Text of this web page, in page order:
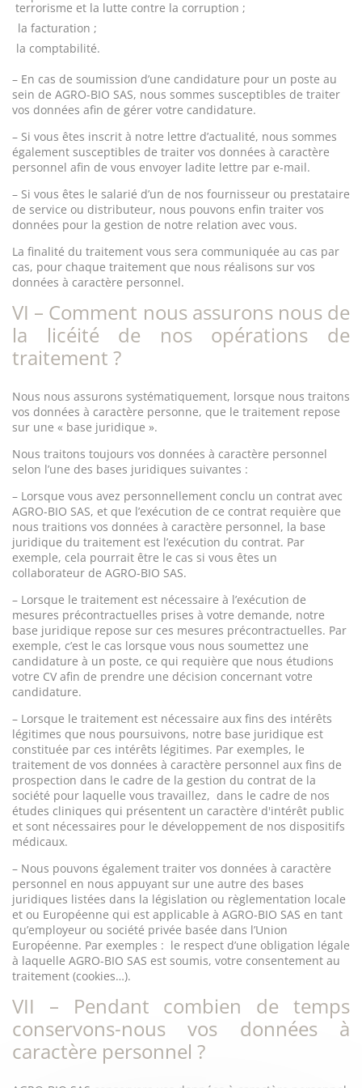
terrorisme et la lutte contre la corruption ;
la facturation ;
la comptabilité.
– En cas de soumission d’une candidature pour un poste au
sein de AGRO-BIO SAS, nous sommes susceptibles de traiter
vos données afin de gérer votre candidature.
– Si vous êtes inscrit à notre lettre d’actualité, nous sommes
également susceptibles de traiter vos données à caractère
personnel afin de vous envoyer ladite lettre par e-mail.
– Si vous êtes le salarié d’un de nos fournisseur ou prestataire
de service ou distributeur, nous pouvons enfin traiter vos
données pour la gestion de notre relation avec vous.
La finalité du traitement vous sera communiquée au cas par
cas, pour chaque traitement que nous réalisons sur vos
données à caractère personnel.
VI – Comment nous assurons nous de
la licéité de nos opérations de
traitement ?
Nous nous assurons systématiquement, lorsque nous traitons
vos données à caractère personne, que le traitement repose
sur une « base juridique ».
Nous traitons toujours vos données à caractère personnel
selon l’une des bases juridiques suivantes :
– Lorsque vous avez personnellement conclu un contrat avec
AGRO-BIO SAS, et que l’exécution de ce contrat requière que
nous traitions vos données à caractère personnel, la base
juridique du traitement est l’exécution du contrat. Par
exemple, cela pourrait être le cas si vous êtes un
collaborateur de AGRO-BIO SAS.
– Lorsque le traitement est nécessaire à l’exécution de
mesures précontractuelles prises à votre demande, notre
base juridique repose sur ces mesures précontractuelles. Par
exemple, c’est le cas lorsque vous nous soumettez une
candidature à un poste, ce qui requière que nous étudions
votre CV afin de prendre une décision concernant votre
candidature.
– Lorsque le traitement est nécessaire aux fins des intérêts
légitimes que nous poursuivons, notre base juridique est
constituée par ces intérêts légitimes. Par exemples, le
traitement de vos données à caractère personnel aux fins de
prospection dans le cadre de la gestion du contrat de la
société pour laquelle vous travaillez, dans le cadre de nos
études cliniques qui présentent un caractère d'intérêt public
et sont nécessaires pour le développement de nos dispositifs
médicaux.
– Nous pouvons également traiter vos données à caractère
personnel en nous appuyant sur une autre des bases
juridiques listées dans la législation ou règlementation locale
et ou Européenne qui est applicable à AGRO-BIO SAS en tant
qu’employeur ou société privée basée dans l’Union
Européenne. Par exemples : le respect d’une obligation légale
à laquelle AGRO-BIO SAS est soumis, votre consentement au
traitement (cookies…).
VII – Pendant combien de temps
conservons-nous vos données à
caractère personnel ?